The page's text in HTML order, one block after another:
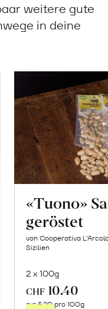
weitere gute
in deine
«Tuono»
geröstet
von Cooperativa
Sizilien
2 x 100g
CHF 10.40
CHF5.20 pro 100g